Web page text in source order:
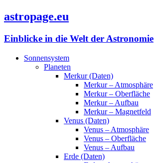
astropage.eu
Einblicke in die Welt der Astronomie
Sonnensystem
Planeten
Merkur (Daten)
Merkur – Atmosphäre
Merkur – Oberfläche
Merkur – Aufbau
Merkur – Magnetfeld
Venus (Daten)
Venus – Atmosphäre
Venus – Oberfläche
Venus – Aufbau
Erde (Daten)